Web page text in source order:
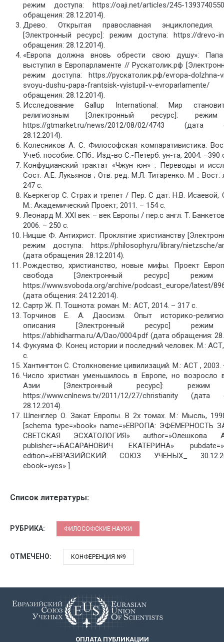
режим доступа: https://oaji.net/articles/245-
обращения: 28.12.2014).
Древо. Открытая православная энциклопедия.
[Электронный ресурс]: режим доступа: https://drevo-
обращения: 28.12.2014).
«Европа должна вновь обрести свою душу»:
выступил в Европарламенте // Рускатолик.рф
режим доступа: https://рускатолик.рф/evropa-dolzhna-
svoyu-dushu-papa-frantsisk-vyistupil-v-
обращения: 28.12.2014).
Исследование Gallup International: Мир
религиозным [Электронный ресурс]: режим
https://gtmarket.ru/news/2012/08/02/4743 (дата
28.12.2014).
Колесников А. С. Философская компаративистика:
Учеб. пособие. СПб.: Изд-во С.-Петерб. ун-та, 2004. –390
Конфуцианский трактат «Чжун юн» : Переводы и
Сост. А.Е. Лукьянов ; Отв. ред. М.Л. Титаренко. М .: Вост.
247 с.
Кьеркегор С. Страх и трепет / Пер. С дат. Н.В. Исаевой,
М.: Академический Проект, 2011. – 154 с.
Леонард М. XXI век – век Европы / пер.с англ. Т.
2006. – 250 с.
Ницше Ф. Антихрист. Проклятие христианству
режим доступа: https://philosophy.ru/library/nietzsche/
(дата обращения 28.12.2014).
Рождество, христианство, новые мифы. Проект
свобода [Электронный ресурс] режим
https://www.svoboda.org/archive/podcast_europe/latest/
(дата общения: 24.12.2014).
Сартр Ж. П. Тошнота: роман. М.: АСТ, 2014. – 317 с.
Торчинов Е. А. Даосизм. Опыт историко-
описания [Электронный ресурс] режим
https://abhidharma.ru/A/Dao/0004.pdf (дата обращения:
Фукуяма Ф. Конец истории и последний человек. М.:
с.
Хантингтон С. Столкновение цивилизаций. М.: АСТ , 2003.
Число христиан уменьшилось в Европе, но
Азии [Электронный ресурс]: режим
https://www.cnlnews.tv/2011/12/27/christianity (дата
28.12.2014).
Шпенглер О. Закат Европы. В 2х томах. М.: Мысль,
[schema type=»book» name=»ЕВРОПА: ЭФЕМЕРНОСТЬ
СВЕТСКАЯ ЭСХАТОЛОГИЯ»
publisher=»БАСАРАНОВИЧ ЕКАТЕРИНА»
edition=»ЕВРАЗИЙСКИЙ СОЮЗ УЧЕНЫХ_
ebook=»yes» ]
Список литературы:
РУБРИКА: ФИЛОСОФСКИЕ НАУКИ
ОТМЕЧЕНО: КОНФЕРЕНЦИЯ №9
ОПЛАТА ПУБЛИКАЦИИ